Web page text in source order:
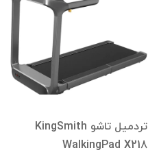
تردمیل تاشو KingSmith
WalkingPad X218